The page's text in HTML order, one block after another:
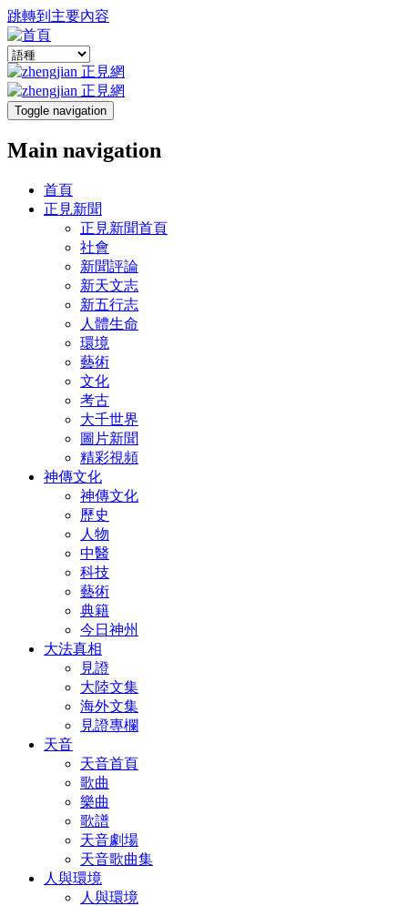
跳轉到主要內容
Toggle navigation
Main navigation
首頁
正見新聞
正見新聞首頁
社會
新聞評論
新天文志
新五行志
人體生命
環境
藝術
文化
考古
大千世界
圖片新聞
精彩視頻
神傳文化
神傳文化
歷史
人物
中醫
科技
藝術
典籍
今日神州
大法真相
見證
大陸文集
海外文集
見證專欄
天音
天音首頁
歌曲
樂曲
歌譜
天音劇場
天音歌曲集
人與環境
人與環境